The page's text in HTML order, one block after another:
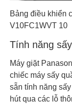
Bảng điều khiển
V10FC1WVT 10
Tính năng
Máy giặt
chiếc máy sấy
sẵn tính năng
hút qua các lỗ